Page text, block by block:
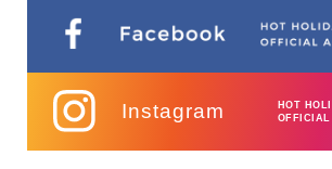
Instagram
HOT
OFFICIAL